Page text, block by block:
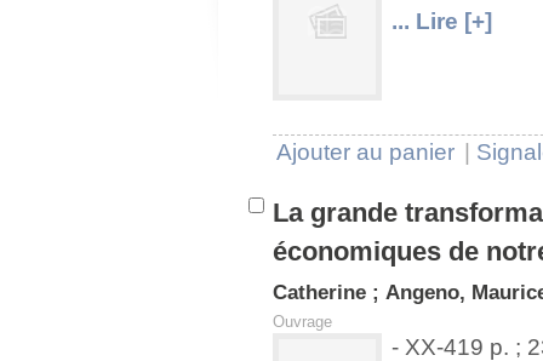
U
V
... Lire [+]
Ajouter au panier |
La grande
économiques de
Catherine ; Angeno,
Ouvrage
- XX-419 p. ;